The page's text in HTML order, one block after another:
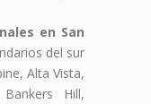
en San
del sur
Alta Vista,
Hill,